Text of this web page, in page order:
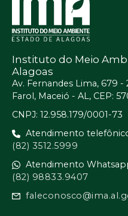
Instituto do Meio
Alagoas
Av. Fernandes Lima, 679 -
Farol, Maceió - AL, CEP:
CNPJ: 12.958.179/0001-73
Atendimento
(82) 3512.5999
Atendimento
(82) 98833.9407